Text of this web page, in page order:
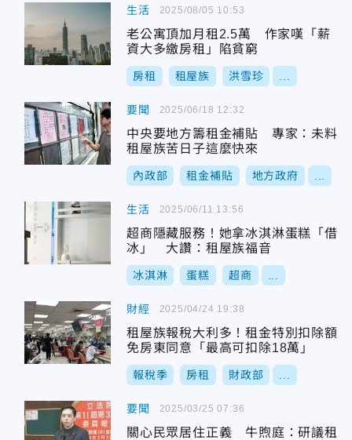
生活
老公寓頂加月租2.5萬 作家嘆「薪
資大多繳房租」陷貧窮
房租 租屋族 洪雪珍
2025/08/05 10:53
要聞
中央要地方籌租金補貼 專家：未料
租屋族苦日子這麼快來
內政部 租金補貼 地方政府
2025/06/18 12:32
生活
超商隱藏服務！她拿冰淇淋蛋糕「借
冰」 大讚：租屋族福音
冰淇淋 蛋糕 超商
2025/06/11 13:56
財經
租屋族報稅大利多！租金特別扣除額
免房東同意「最高可扣除18萬」
報稅季 房租 財政部
2025/04/24 19:38
要聞
關心民眾居住正義 牛煦庭：研議租
2025/03/25 07:36